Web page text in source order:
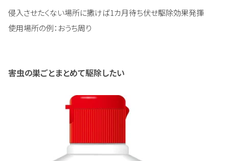
侵入させたくない場所に撒けば1カ月待ち伏せ駆除効果発揮
使用場所の例：おうち周り
害虫の巣ごとまとめて駆除したい